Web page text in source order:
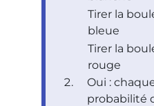
Tirer la
bleue
Tirer la
rouge
Oui :
probabilité